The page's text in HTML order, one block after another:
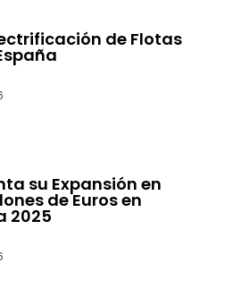
de Flotas
su Expansión en
de Euros en
2025